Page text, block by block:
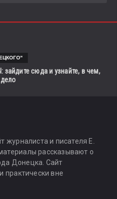
сюда и узнайте, в чем,
журналиста и писателя Е.
рассказывают о
Донецка. Сайт
практически вне